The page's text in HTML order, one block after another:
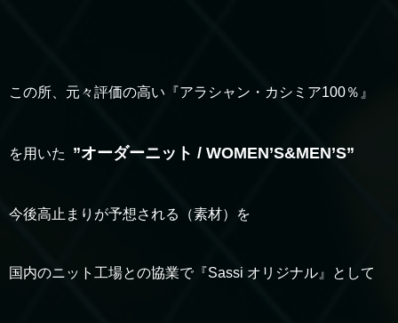
この所、元々評価の高い『アラシャン・カシミア100％』
を用いた ”オーダーニット / WOMEN’S&MEN’S”
今後高止まりが予想される（素材）を
国内のニット工場との協業で『Sassi オリジナル』として